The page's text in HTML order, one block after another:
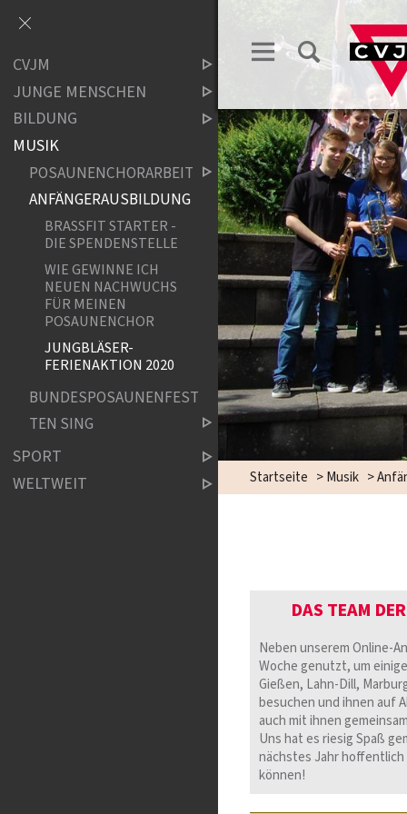
Startseite >Musik >
DAS TEAM
Neben unserem Online-
Woche genutzt, um
Gießen, Lahn-Dill,
besuchen und ihnen auf
auch mit ihnen
Uns hat es riesig Spaß
nächstes Jahr hoffentlich
können!
CVJM
JUNGE MENSCHEN
BILDUNG
MUSIK
POSAUNENCHORARBEIT
ANFÄNGERAUSBILDUNG
BRASSFIT STARTER -
DIE SPENDENSTELLE
WIE GEWINNE ICH
NEUEN NACHWUCHS
FÜR MEINEN
POSAUNENCHOR
JUNGBLÄSER-
FERIENAKTION 2020
BUNDESPOSAUNENFEST
TEN SING
SPORT
WELTWEIT